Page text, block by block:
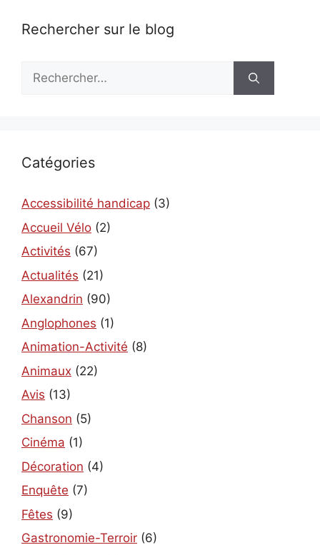
Rechercher sur le blog
Rechercher :
Catégories
Accessibilité handicap (3)
Accueil Vélo (2)
Activités (67)
Actualités (21)
Alexandrin (90)
Anglophones (1)
Animation-Activité (8)
Animaux (22)
Avis (13)
Chanson (5)
Cinéma (1)
Décoration (4)
Enquête (7)
Fêtes (9)
Gastronomie-Terroir (6)